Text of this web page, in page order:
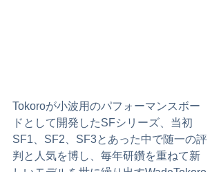
Tokoroが小波用のパフォーマンスボー
ドとして開発したSFシリーズ、当初
SF1、SF2、SF3とあった中で随一の評
判と人気を博し、毎年研鑽を重ねて新